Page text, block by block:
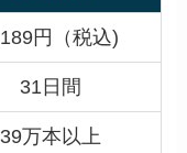
円（税込)
31日間
39万本以上